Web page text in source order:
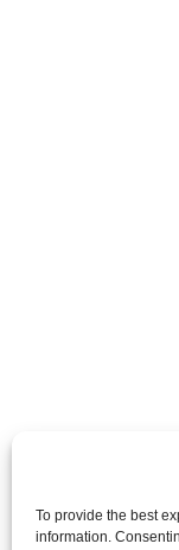
To provide the best
information.